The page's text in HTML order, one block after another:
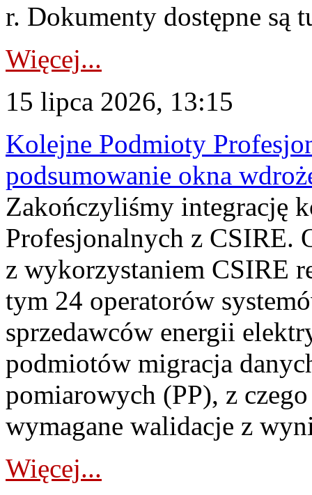
r. Dokumenty dostępne są
Więcej...
15 lipca 2026, 13:15
Kolejne Podmioty
podsumowanie okna
Zakończyliśmy integrację
Profesjonalnych z CSIRE.
z wykorzystaniem CSIRE
tym 24 operatorów
sprzedawców energii
podmiotów migracja
pomiarowych (PP), z
wymagane walidacje z
Więcej...